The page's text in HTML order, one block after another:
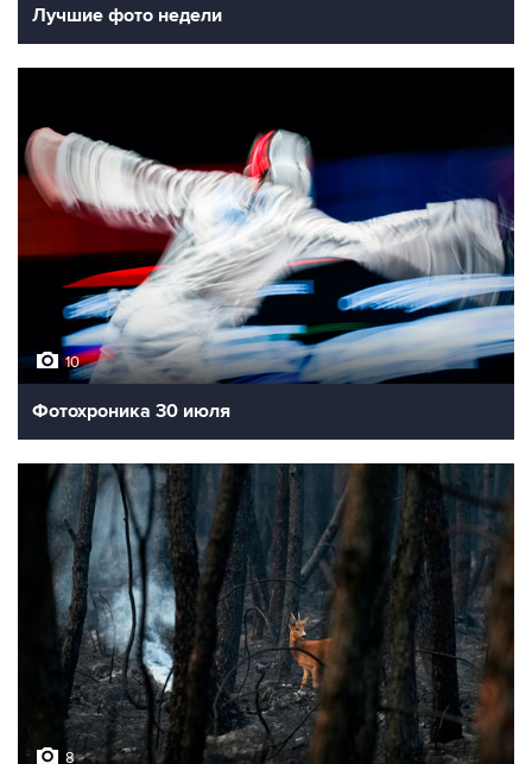
Лучшие фото недели
10
Фотохроника 30 июля
8